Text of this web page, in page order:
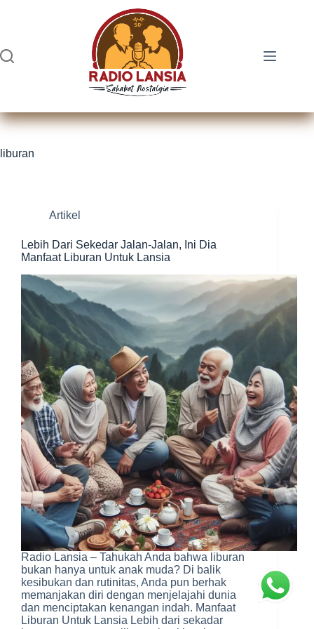
liburan
Artikel
Lebih Dari Sekedar Jalan-Jalan, Ini Dia
Manfaat Liburan Untuk Lansia
Radio Lansia – Tahukah Anda bahwa liburan
bukan hanya untuk anak muda? Di balik
kesibukan dan rutinitas, Anda pun berhak
memanjakan diri dengan menjelajahi dunia
dan menciptakan kenangan indah. Manfaat
Liburan Untuk Lansia Lebih dari sekadar